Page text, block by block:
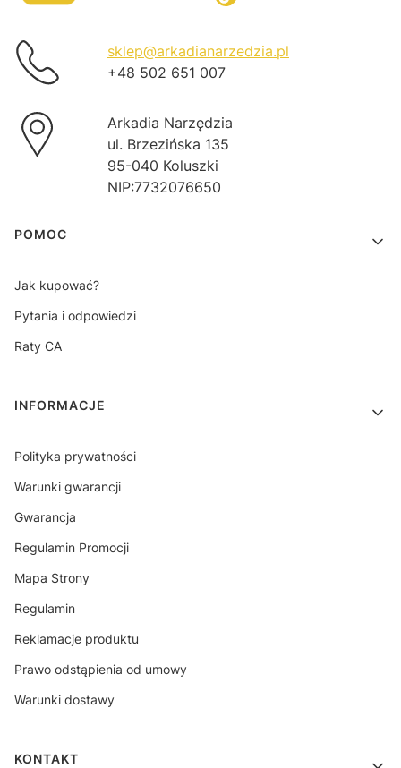
sklep@arkadianarzedzia.pl
+48 502 651 007
Arkadia Narzędzia
ul. Brzezińska 135
95-040 Koluszki
NIP:7732076650
Linki w stopce
POMOC
Jak kupować?
Pytania i odpowiedzi
Raty CA
INFORMACJE
Polityka prywatności
Warunki gwarancji
Gwarancja
Regulamin Promocji
Mapa Strony
Regulamin
Reklamacje produktu
Prawo odstąpienia od umowy
Warunki dostawy
KONTAKT